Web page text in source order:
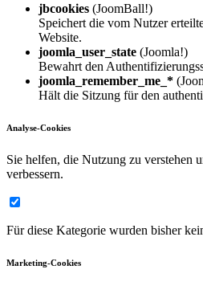
jbcookies (JoomBall!)
Speichert die vom Nutzer
Website.
joomla_user_state (Joomla!)
Bewahrt den
joomla_remember_me_*
Hält die Sitzung für den
Analyse-Cookies
Sie helfen, die Nutzung zu verstehen
verbessern.
Für diese Kategorie wurden bisher
Marketing-Cookies